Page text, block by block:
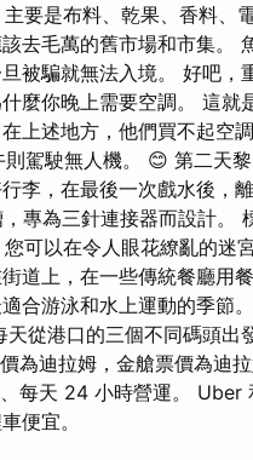
要是布料、乾果、香料、
去毛萬的舊市場和市集。
被騙就無法入境。 好吧，
麼你晚上需要空調。 這就
上述地方，他們買不起空
駕駛無人機。 😊 第二天
李，在最後一次戲水後，
專為三針連接器而設計。
可以在令人眼花繚亂的迷
道上，在一些傳統餐廳用
合游泳和水上運動的季節
天從港口的三個不同碼頭出
為迪拉姆，金艙票價為迪拉
每天 24 小時營運。 Uber
便宜。